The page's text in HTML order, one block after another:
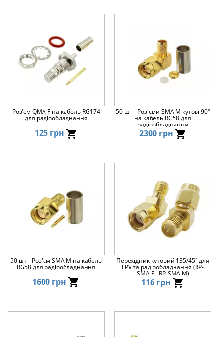
Роз'єм QMA F на кабель RG174
для радіообладнання
125 грн
50 шт - Роз'єми SMA M кутові 90°
на кабель RG58 для
радіообладнання
2300 грн
50 шт - Роз'єм SMA M на кабель
RG58 для радіообладнання
1600 грн
Перехідник кутовий 135/45° для
FPV та радіообладнання (RP-
SMA F - RP-SMA M)
116 грн